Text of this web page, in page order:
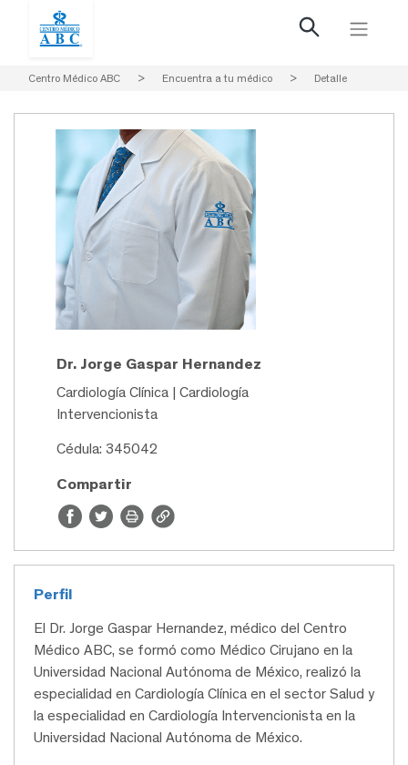
Centro Médico ABC > Encuentra a tu médico > Detalle
Dr. Jorge Gaspar Hernandez
Cardiología Clínica | Cardiología
Intervencionista
Cédula: 345042
Compartir
Perfil
El Dr. Jorge Gaspar Hernandez, médico del Centro
Médico ABC, se formó como Médico Cirujano en la
Universidad Nacional Autónoma de México, realizó la
especialidad en Cardiología Clínica en el sector Salud y
la especialidad en Cardiología Intervencionista en la
Universidad Nacional Autónoma de México.